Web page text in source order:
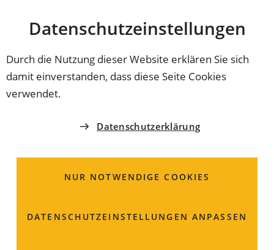
Datenschutz­einstellungen
Durch die Nutzung dieser Website erklären Sie sich
damit einverstanden, dass diese Seite Cookies
verwendet.
Datenschutzerklärung
NUR NOTWENDIGE COOKIES
DATENSCHUTZ­EINSTELLUNGEN ANPASSEN
INHALT ANSPRINGEN
Coburg
SPIELPLÄTZE IN COBURG
Hofgarten Arkaden
Kleiner Spielplatz im Hofgarten ca. 130m oberhalb der
130m oberhalb der Arkaden im englischen